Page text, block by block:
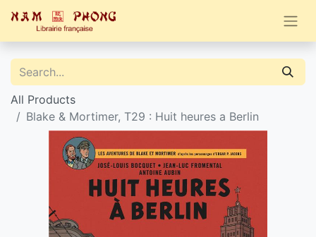
All Products
Blake & Mortimer, T29 : Huit heures a Berlin